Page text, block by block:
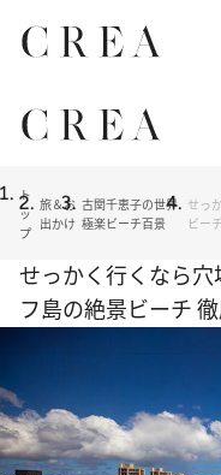
ト
ッ
プ
旅＆お
出かけ
古関千恵子の世界
極楽ビーチ百景
せっ
ビー
せっかく行くなら穴場を知
フ島の絶景ビーチ 徹底ガイド保存版［南海岸＆西